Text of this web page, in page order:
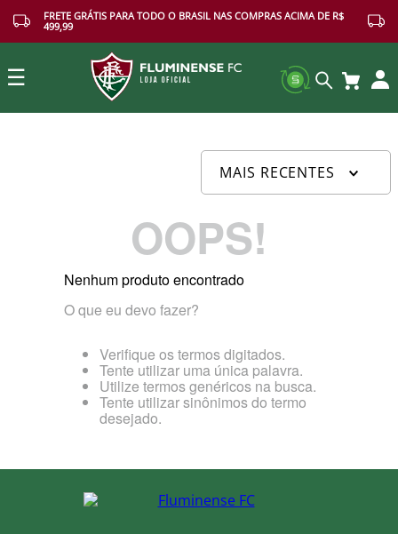
FRETE GRÁTIS PARA TODO O BRASIL NAS COMPRAS ACIMA DE R$
499,99
☰
MAIS RECENTES
OOPS!
Nenhum produto encontrado
O que eu devo fazer?
Verifique os termos digitados.
Tente utilizar uma única palavra.
Utilize termos genéricos na busca.
Tente utilizar sinônimos do termo
desejado.